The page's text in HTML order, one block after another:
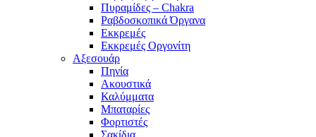
Πυραμίδες – Chakra
Ραβδοσκοπικά Όργανα
Εκκρεμές
Εκκρεμές Οργονίτη
Αξεσουάρ
Πηνία
Ακουστικά
Καλύμματα
Μπαταρίες
Φορτιστές
Σακίδια